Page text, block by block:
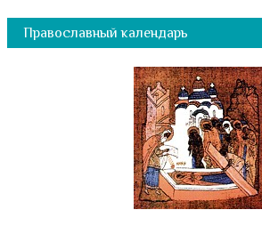
Православный календарь